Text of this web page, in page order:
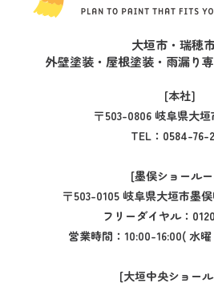
大垣市・瑞穂
外壁塗装・屋根塗装・雨漏り
[本社]
〒503-0806 岐阜県大
TEL： 0584-76-
[墨俣ショール
〒503-0105 岐阜県大垣市墨
フリーダイヤル：
営業時間：10:00-16:00( 水
[大垣中央ショー